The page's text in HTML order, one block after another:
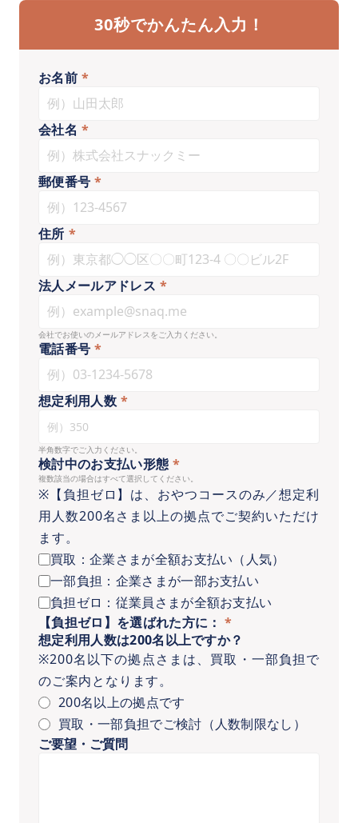
30秒でかんたん入力！
お名前 *
会社名 *
郵便番号 *
住所 *
法人メールアドレス *
会社でお使いのメールアドレスをご入力ください。
電話番号 *
想定利用人数 *
半角数字でご入力ください。
検討中のお支払い形態 *
複数該当の場合はすべて選択してください。
※【負担ゼロ】は、おやつコースのみ／想定利
用人数200名さま以上の拠点でご契約いただけ
ます。
買取：企業さまが全額お支払い（人気）
一部負担：企業さまが一部お支払い
負担ゼロ：従業員さまが全額お支払い
【負担ゼロ】を選ばれた方に： *
想定利用人数は200名以上ですか？
※200名以下の拠点さまは、買取・一部負担で
のご案内となります。
200名以上の拠点です
買取・一部負担でご検討（人数制限なし）
ご要望・ご質問